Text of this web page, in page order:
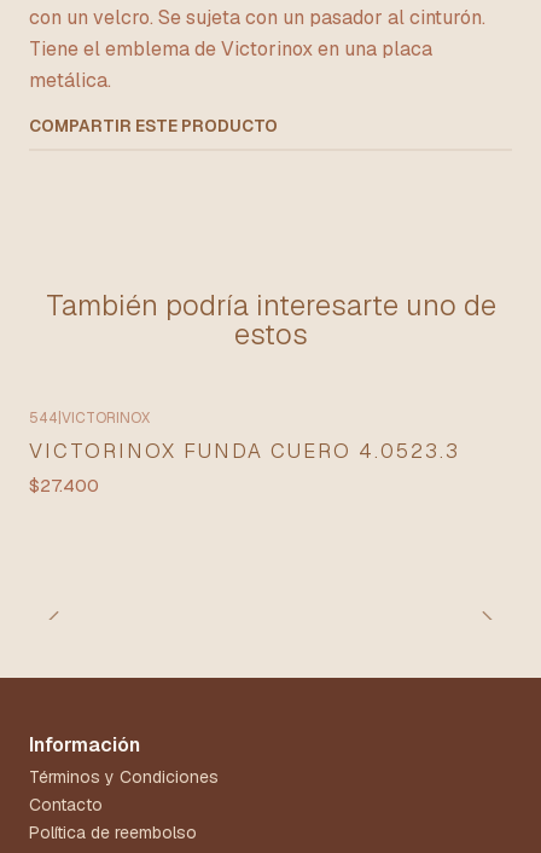
con un velcro. Se sujeta con un pasador al cinturón.
Tiene el emblema de Victorinox en una placa
metálica.
COMPARTIR ESTE PRODUCTO
También podría interesarte uno de
estos
544 VICTORINOX
VICTORINOX FUNDA CUERO 4.0523.3
$27.400
Información
Términos y Condiciones
Contacto
Política de reembolso